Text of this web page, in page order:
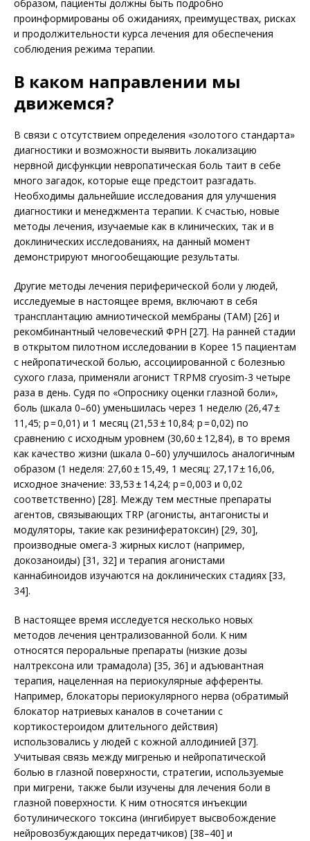
образом, пациенты должны быть подробно
проинформированы об ожиданиях, преимуществах, рисках
и продолжительности курса лечения для обеспечения
соблюдения режима терапии.
В каком направлении мы
движемся?
В связи с отсутствием определения «золотого стандарта»
диагностики и возможности выявить локализацию
нервной дисфункции невропатическая боль таит в себе
много загадок, которые еще предстоит разгадать.
Необходимы дальнейшие исследования для улучшения
диагностики и менеджмента терапии. К счастью, новые
методы лечения, изучаемые как в клинических, так и в
доклинических исследованиях, на данный момент
демонстрируют многообещающие результаты.
Другие методы лечения периферической боли у людей,
исследуемые в настоящее время, включают в себя
трансплантацию амниотической мембраны (ТАМ) [26] и
рекомбинантный человеческий ФРН [27]. На ранней стадии
в открытом пилотном исследовании в Корее 15 пациентам
с нейропатической болью, ассоциированной с болезнью
сухого глаза, применяли агонист TRPM8 cryosim-3 четыре
раза в день. Судя по «Опроснику оценки глазной боли»,
боль (шкала 0–60) уменьшилась через 1 неделю (26,47 ±
11,45; р = 0,01) и 1 месяц (21,53 ± 10,84; р = 0,02) по
сравнению с исходным уровнем (30,60 ± 12,84), в то время
как качество жизни (шкала 0–60) улучшилось аналогичным
образом (1 неделя: 27,60 ± 15,49, 1 месяц: 27,17 ± 16,06,
исходное значение: 33,53 ± 14,24; р = 0,003 и 0,02
соответственно) [28]. Между тем местные препараты
агентов, связывающих TRP (агонисты, антагонисты и
модуляторы, такие как резинифератоксин) [29, 30],
производные омега-3 жирных кислот (например,
докозаноиды) [31, 32] и терапия агонистами
каннабиноидов изучаются на доклинических стадиях [33,
34].
В настоящее время исследуется несколько новых
методов лечения централизованной боли. К ним
относятся пероральные препараты (низкие дозы
налтрексона или трамадола) [35, 36] и адъювантная
терапия, нацеленная на периокулярные афференты.
Например, блокаторы перио­кулярного нерва (обратимый
блокатор натриевых каналов в сочетании с
кортикостероидом длительного действия)
использовались у людей с кожной аллодинией [37].
Учитывая связь между мигренью и нейропатической
болью в глазной поверхности, стратегии, используемые
при мигрени, также были изучены для лечения боли в
глазной поверхности. К ним относятся инъекции
ботулинического токсина (ингибирует высвобождение
нейровозбуждающих передатчиков) [38–40] и